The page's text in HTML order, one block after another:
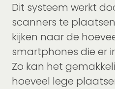
Dit systeem werkt
scanners te
kijken naar de
smartphones die er
Zo kan het
hoeveel lege